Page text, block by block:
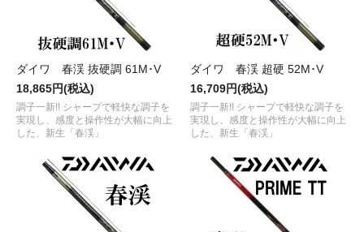
ダイワ 春渓 抜硬調 61M･V
18,865円(税込)
調子一新!! シャープで軽快な調子を
実現し、感度と操作性が大幅に向上
した、新生「春渓」
ダイワ 春渓 超硬 52M･V
16,709円(税込)
調子一新!! シャープで軽快な調子を
実現し、感度と操作性が大幅に向上
した、新生「春渓」